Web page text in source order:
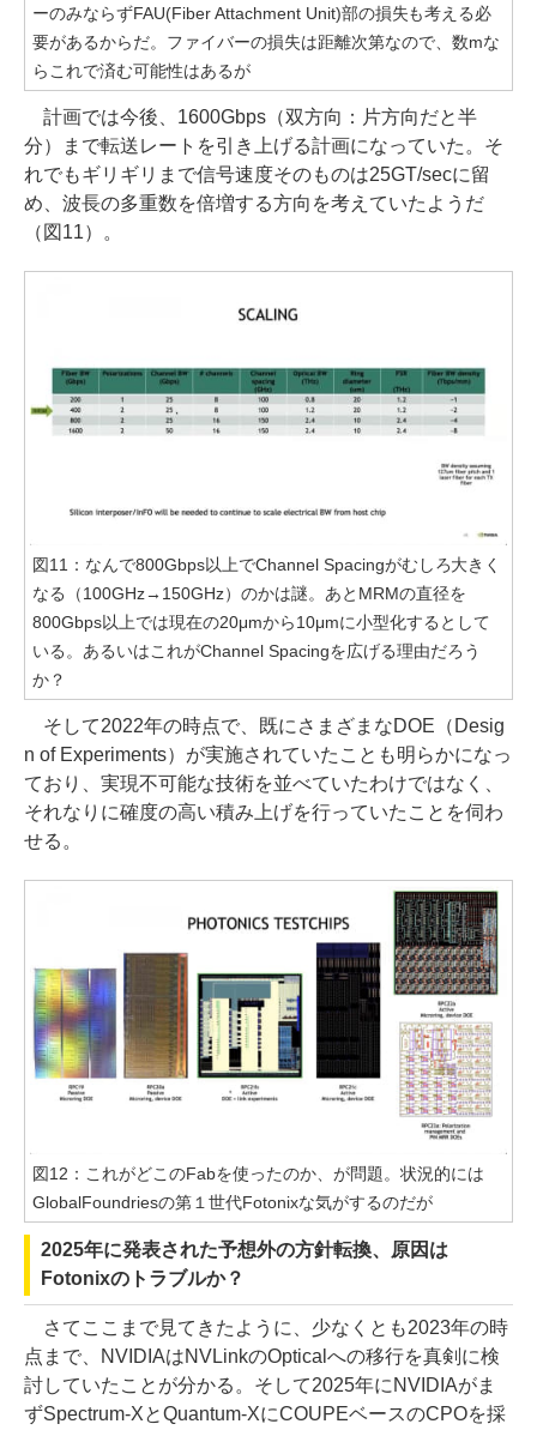
ーのみならずFAU(Fiber Attachment Unit)部の損失も考える必
要があるからだ。ファイバーの損失は距離次第なので、数mな
らこれで済む可能性はあるが
計画では今後、1600Gbps（双方向：片方向だと半
分）まで転送レートを引き上げる計画になっていた。そ
れでもギリギリまで信号速度そのものは25GT/secに留
め、波長の多重数を倍増する方向を考えていたようだ
（図11）。
図11：なんで800Gbps以上でChannel Spacingがむしろ大きく
なる（100GHz→150GHz）のかは謎。あとMRMの直径を
800Gbps以上では現在の20μmから10μmに小型化するとして
いる。あるいはこれがChannel Spacingを広げる理由だろう
か？
そして2022年の時点で、既にさまざまなDOE（Desig
n of Experiments）が実施されていたことも明らかになっ
ており、実現不可能な技術を並べていたわけではなく、
それなりに確度の高い積み上げを行っていたことを伺わ
せる。
図12：これがどこのFabを使ったのか、が問題。状況的には
GlobalFoundriesの第１世代Fotonixな気がするのだが
2025年に発表された予想外の方針転換、原因は
Fotonixのトラブルか？
さてここまで見てきたように、少なくとも2023年の時
点まで、NVIDIAはNVLinkのOpticalへの移行を真剣に検
討していたことが分かる。そして2025年にNVIDIAがま
ずSpectrum-XとQuantum-XにCOUPEベースのCPOを採